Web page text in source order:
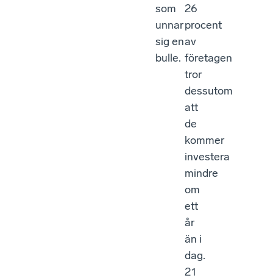
som
unnar
sig en
bulle.
26
procent
av
företagen
tror
dessutom
att
de
kommer
investera
mindre
om
ett
år
än i
dag.
21